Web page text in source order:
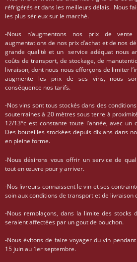
réfrigérés et dans les meilleurs délais. Nous
les plus sérieux sur le marché.
-Nous n’augmentons nos prix de
augmentations de nos prix d’achat et de nos
grande qualité et un service adéquat nous
coûts de transport, de stockage, de
livraison, dont nous nous efforçons de limiter
augmente les prix de ses vins, nous
conséquence nos tarifs.
-Nos vins sont tous stockés dans des
souterraines à 20 mètres sous terre à
12/13°c est constante toute l’année, avec un
Des bouteilles stockées depuis dix ans dans
en pleine forme.
-Nous désirons vous offrir un service de
tout en œuvre pour y arriver.
-Nos livreurs connaissent le vin et ses
soin aux conditions de transport et de livraison
-Nous remplaçons, dans la limite des stocks
seraient affectées par un gout de bouchon.
-Nous évitons de faire voyager du vin
15 juin au 1er septembre.